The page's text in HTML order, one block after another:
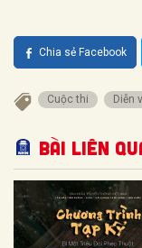
Chia sẻ Facebook
Cuộc thi Diễn
Bài liên